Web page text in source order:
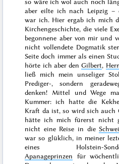
aber eilte ich nach Leipzig –
war ich. Hier ergab ich mich
Kirchengeschichte, die viele
begonnene aber von mir und
nicht vollendete Dogmatik
Seite doch immer als einen
hörte ich aber denGilbert,
ließ mich mein unseliger
Prediger-, sondern
denken! Mittel und Wege
Kummer: ich hatte die
Kraft da ist, so wird sich auch
hätte ich mich fürerst nicht
nicht eine Reise in die
war so glüklich, in meiner
eines Holstein-
Apanageprinzen für